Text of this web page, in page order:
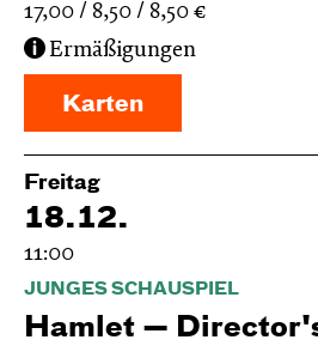
17,00
8,50 8,50 €
Ermäßigungen
Karten
Freitag
18.12.
11:00
JUNGES SCHAUSPIEL
Hamlet —